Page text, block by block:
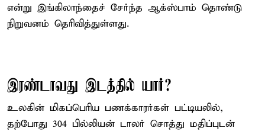
என்று இங்கிலாந்தைச் சேர்ந்த ஆக்ஸ்பாம் தொண்டு
நிறுவனம் தெரிவித்துள்ளது.
இரண்டாவது இடத்தில் யார்?
உலகின் மிகப்பெரிய பணக்காரர்கள் பட்டியலில்,
தற்போது 304 பில்லியன் டாலர் சொத்து மதிப்புடன்